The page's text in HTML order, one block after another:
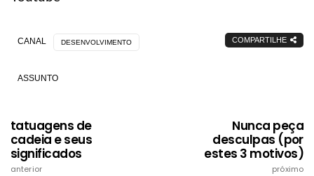
CANAL DESENVOLVIMENTO
ASSUNTO
COMPARTILHE
tatuagens de
cadeia e seus
significados
anterior
Nunca peça
desculpas (por
estes 3 motivos)
próximo